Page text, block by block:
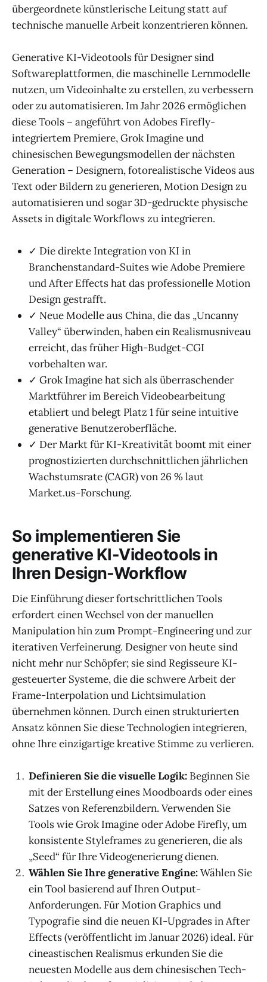
übergeordnete künstlerische Leitung statt auf
technische manuelle Arbeit konzentrieren können.
Generative KI-Videotools für Designer sind
Softwareplattformen, die maschinelle Lernmodelle
nutzen, um Videoinhalte zu erstellen, zu verbessern
oder zu automatisieren. Im Jahr 2026 ermöglichen
diese Tools – angeführt von Adobes Firefly-
integriertem Premiere, Grok Imagine und
chinesischen Bewegungsmodellen der nächsten
Generation – Designern, fotorealistische Videos aus
Text oder Bildern zu generieren, Motion Design zu
automatisieren und sogar 3D-gedruckte physische
Assets in digitale Workflows zu integrieren.
✓ Die direkte Integration von KI in
Branchenstandard-Suites wie Adobe Premiere
und After Effects hat das professionelle Motion
Design gestrafft.
✓ Neue Modelle aus China, die das „Uncanny
Valley“ überwinden, haben ein Realismusniveau
erreicht, das früher High-Budget-CGI
vorbehalten war.
✓ Grok Imagine hat sich als überraschender
Marktführer im Bereich Videobearbeitung
etabliert und belegt Platz 1 für seine intuitive
generative Benutzeroberfläche.
✓ Der Markt für KI-Kreativität boomt mit einer
prognostizierten durchschnittlichen jährlichen
Wachstumsrate (CAGR) von 26 % laut
Market.us-Forschung.
So implementieren Sie
generative KI-Videotools in
Ihren Design-Workflow
Die Einführung dieser fortschrittlichen Tools
erfordert einen Wechsel von der manuellen
Manipulation hin zum Prompt-Engineering und zur
iterativen Verfeinerung. Designer von heute sind
nicht mehr nur Schöpfer; sie sind Regisseure KI-
gesteuerter Systeme, die die schwere Arbeit der
Frame-Interpolation und Lichtsimulation
übernehmen können. Durch einen strukturierten
Ansatz können Sie diese Technologien integrieren,
ohne Ihre einzigartige kreative Stimme zu verlieren.
Definieren Sie die visuelle Logik: Beginnen Sie
mit der Erstellung eines Moodboards oder eines
Satzes von Referenzbildern. Verwenden Sie
Tools wie Grok Imagine oder Adobe Firefly, um
konsistente Styleframes zu generieren, die als
„Seed“ für Ihre Videogenerierung dienen.
Wählen Sie Ihre generative Engine:Wählen Sie
ein Tool basierend auf Ihren Output-
Anforderungen. Für Motion Graphics und
Typografie sind die neuen KI-Upgrades in After
Effects (veröffentlicht im Januar 2026) ideal. Für
cineastischen Realismus erkunden Sie die
neuesten Modelle aus dem chinesischen Tech-